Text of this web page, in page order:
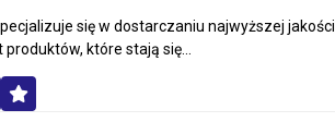
się w dostarczaniu najwyższej
które stają się...